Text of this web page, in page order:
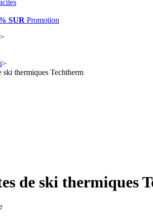
SUR Promotion
>
>
ski thermiques Techtherm
de ski thermiques